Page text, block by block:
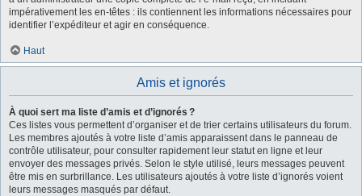
impérativement les en-têtes : ils contiennent les informations nécessaires pour
identifier l’expéditeur et agir en conséquence.
Haut
Amis et ignorés
À quoi sert ma liste d’amis et d’ignorés ?
Ces listes vous permettent d’organiser et de trier certains utilisateurs du forum.
Les membres ajoutés à votre liste d’amis apparaissent dans le panneau de
contrôle utilisateur, pour consulter rapidement leur statut en ligne et leur
envoyer des messages privés. Selon le style utilisé, leurs messages peuvent
être mis en surbrillance. Les utilisateurs ajoutés à votre liste d’ignorés voient
leurs messages masqués par défaut.